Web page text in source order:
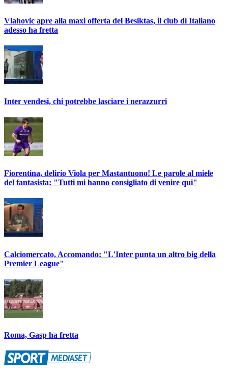
Vlahovic apre alla maxi offerta del Besiktas, il club di Italiano
adesso ha fretta
Inter vendesi, chi potrebbe lasciare i nerazzurri
Fiorentina, delirio Viola per Mastantuono! Le parole al miele
del fantasista: "Tutti mi hanno consigliato di venire qui"
Calciomercato, Accomando: "L'Inter punta un altro big della
Premier League"
Roma, Gasp ha fretta